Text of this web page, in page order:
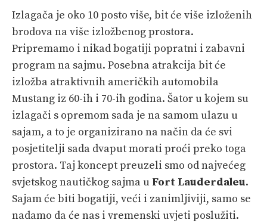
Izlagača je oko 10 posto više, bit će više izloženih
brodova na više izložbenog prostora.
Pripremamo i nikad bogatiji popratni i zabavni
program na sajmu. Posebna atrakcija bit će
izložba atraktivnih američkih automobila
Mustang iz 60-ih i 70-ih godina. Šator u kojem su
izlagači s opremom sada je na samom ulazu u
sajam, a to je organizirano na način da će svi
posjetitelji sada dvaput morati proći preko toga
prostora. Taj koncept preuzeli smo od najvećeg
svjetskog nautičkog sajma u Fort Lauderdaleu.
Sajam će biti bogatiji, veći i zanimljiviji, samo se
nadamo da će nas i vremenski uvjeti poslužiti.